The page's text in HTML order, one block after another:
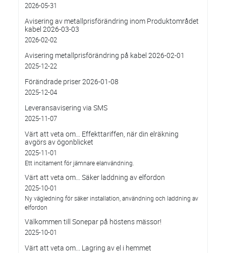
2026-05-31
Avisering av metallprisförändring inom Produktområdet
kabel 2026-03-03
2026-02-02
Avisering metallprisförändring på kabel 2026-02-01
2025-12-22
Förändrade priser 2026-01-08
2025-12-04
Leveransavisering via SMS
2025-11-07
Värt att veta om… Effekttariffen, när din elräkning
avgörs av ögonblicket
2025-11-01
Ett incitament för jämnare elanvändning.
Värt att veta om… Säker laddning av elfordon
2025-10-01
Ny vägledning för säker installation, användning och laddning av
elfordon
Välkommen till Sonepar på höstens mässor!
2025-10-01
Värt att veta om... Lagring av el i hemmet